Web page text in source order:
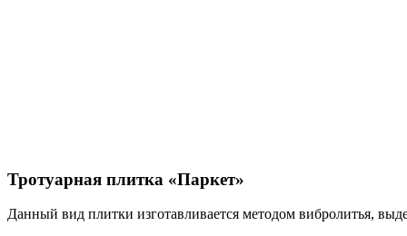
Тротуарная плитка «Паркет»
Данный вид плитки изготавливается методом вибролитья,